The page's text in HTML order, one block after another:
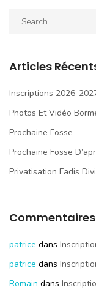
Articles
Inscriptions 2026-
Photos Et Vidéo
Prochaine Fosse
Prochaine Fosse
Privatisation Fadis
patrice dans
patrice dans
Romain dans